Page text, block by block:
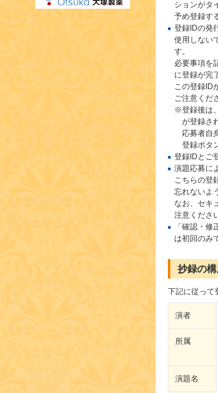
ションがタ
予め登録す
登録IDの発
使用しない
す。
必要事項を
に登録が完
この登録ID
ご注意くだ
※登録後は
が登録さ
応募者自
登録ボタ
登録IDとご
演題応募に
こちらの登
忘れないよ
なお、セキ
注意くださ
「確認・
は初回のみ
抄録の
下記に従って
演者
所属
演題名